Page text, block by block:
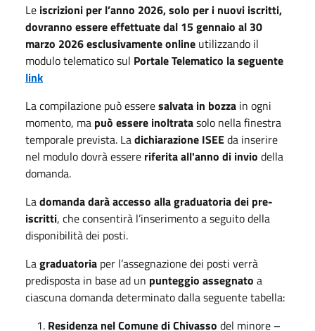
Le iscrizioni per l’anno 2026, solo per i nuovi iscritti,
dovranno essere effettuate dal 15 gennaio al 30
marzo 2026 esclusivamente online utilizzando il
modulo telematico sul Portale Telematico la seguente
link
Lacompilazione può esseresalvata in bozza in ogni
momento, ma può essere inoltratasolo nella finestra
temporale prevista. Ladichiarazione ISEEda inserire
nel modulo dovrà essere riferita all'anno di invio della
domanda.
Ladomanda darà accesso alla graduatoria dei pre-
iscritti, che consentirà l’inserimento a seguito della
disponibilità dei posti.
Lagraduatoria per l’assegnazione dei posti verrà
predisposta in base ad un punteggio assegnato a
ciascuna domanda determinato dalla seguente tabella:
Residenza nel Comune di Chivasso del minore –